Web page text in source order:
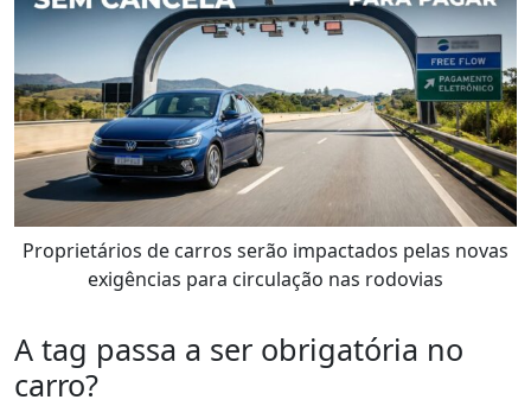
Proprietários de carros serão impactados pelas novas
exigências para circulação nas rodovias
A tag passa a ser obrigatória no
carro?